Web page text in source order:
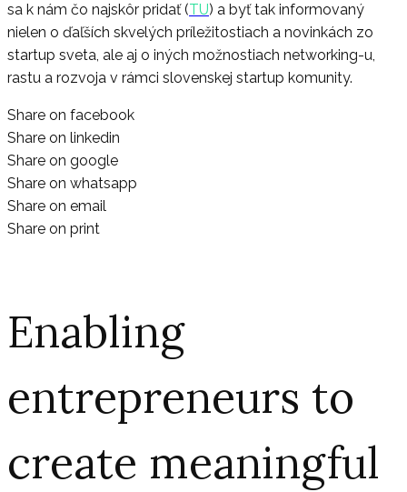
sa k nám čo najskôr pridať (TU) a byť tak informovaný
nielen o ďaľších skvelých príležitostiach a novinkách zo
startup sveta, ale aj o iných možnostiach networking-u,
rastu a rozvoja v rámci slovenskej startup komunity.
Share on facebook
Share on linkedin
Share on google
Share on whatsapp
Share on email
Share on print
Enabling
entrepreneurs to
create meaningful